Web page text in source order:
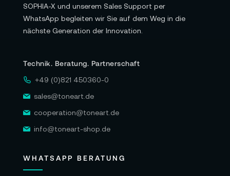
Alle Angaben ohne Gewähr. Bitte beachten
Sie auch die aktuellen und detaillierten
Informationen des Herstellers.
SOPHIA-X und unserem Sales Support per
WhatsApp begleiten wir Sie auf dem Weg in die
nächste Generation der Innovation.
Technik. Beratung. Partnerschaft
+49 (0)821 450360-0
sales@toneart.de
cooperation@toneart.de
info@toneart-shop.de
WHATSAPP BERATUNG